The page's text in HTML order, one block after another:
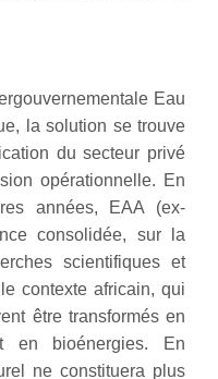
Eau
la solution se trouve
du secteur privé
opérationnelle. En
années, EAA (ex-
consolidée, sur la
scientifiques et
contexte africain, qui
être transformés en
en bioénergies. En
ne constituera plus